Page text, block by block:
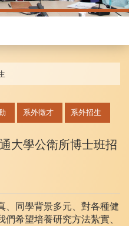
系外徵才 系外招生
大學公衛所博士班招
、同學背景多元、對各種健
希望培養研究方法紮實、